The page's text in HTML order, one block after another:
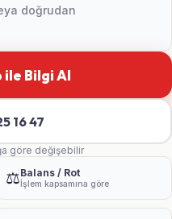
doğrudan
Bilgi Al
16 47
göre değişebilir
⚖️Balans / Rot
İşlem kapsamına göre